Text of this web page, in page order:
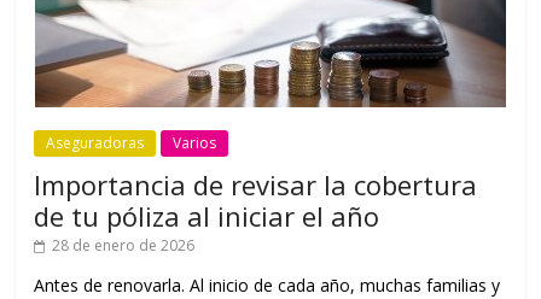
Aseguradoras Varios
Importancia de revisar la cobertura
de tu póliza al iniciar el año
28 de enero de 2026
Antes de renovarla. Al inicio de cada año, muchas familias y